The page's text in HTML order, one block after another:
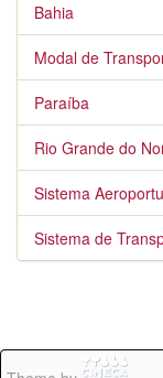
Bahia
Modal de
Paraíba
Rio Grande do
Sistema
Sistema de